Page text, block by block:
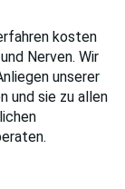
kosten
Nerven. Wir
unserer
und sie zu allen